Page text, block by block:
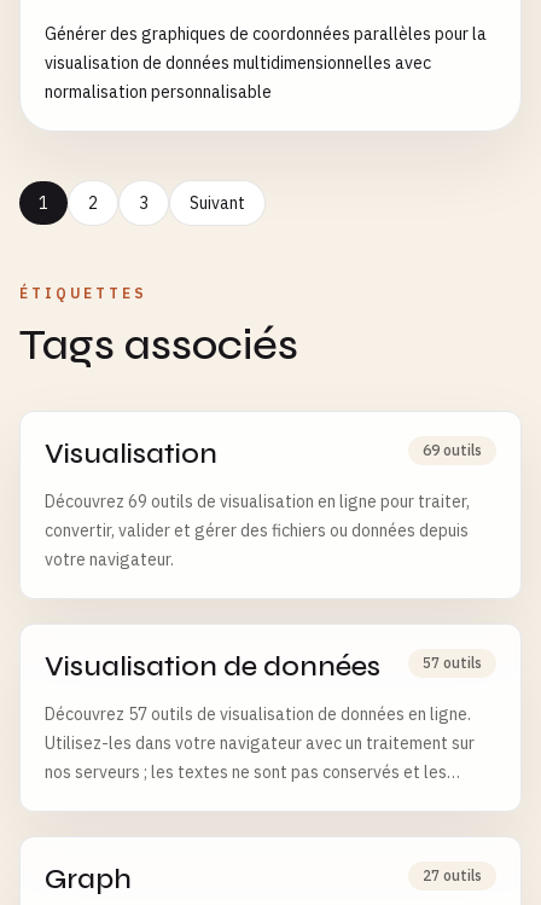
Générer des graphiques de coordonnées parallèles pour la
visualisation de données multidimensionnelles avec
normalisation personnalisable
1 2 3 Suivant
ÉTIQUETTES
Tags associés
Visualisation 69 outils
Découvrez 69 outils de visualisation en ligne pour traiter,
convertir, valider et gérer des fichiers ou données depuis
votre navigateur.
Visualisation de données 57 outils
Découvrez 57 outils de visualisation de données en ligne.
Utilisez-les dans votre navigateur avec un traitement sur
nos serveurs ; les textes ne sont pas conservés et les
Graph 27 outils